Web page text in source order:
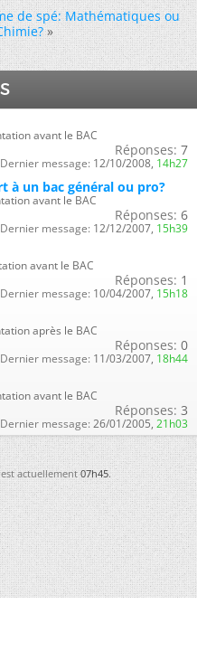
de spé: Mathématiques ou
»
avant le BAC
Réponses: 7
Dernier message: 12/10/2008, 14h27
à un bac général ou pro?
avant le BAC
Réponses: 6
Dernier message: 12/12/2007, 15h39
avant le BAC
Réponses: 1
Dernier message: 10/04/2007, 15h18
après le BAC
Réponses: 0
Dernier message: 11/03/2007, 18h44
avant le BAC
Réponses: 3
Dernier message: 26/01/2005, 21h03
est actuellement07h45.